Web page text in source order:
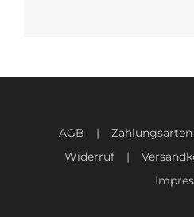
AGB Zahlungsarten
Widerruf